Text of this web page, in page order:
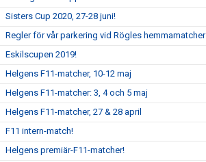
Sisters Cup 2020, 27-28 juni!
Regler för vår parkering vid Rögles hemmamatcher
Eskilscupen 2019!
Helgens F11-matcher, 10-12 maj
Helgens F11-matcher: 3, 4 och 5 maj
Helgens F11-matcher, 27 & 28 april
F11 intern-match!
Helgens premiär-F11-matcher!